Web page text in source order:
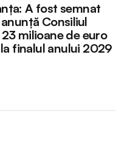
A fost semnat
Consiliul
milioane de euro
finalul anului 2029